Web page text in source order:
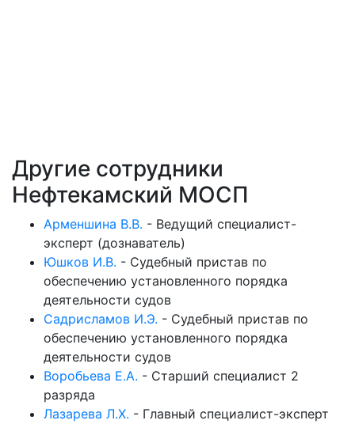
Другие сотрудники
Нефтекамский МОСП
Арменшина В.В. - Ведущий специалист-
эксперт (дознаватель)
Юшков И.В. - Судебный пристав по
обеспечению установленного порядка
деятельности судов
Садрисламов И.Э. - Судебный пристав по
обеспечению установленного порядка
деятельности судов
Воробьева Е.А. - Старший специалист 2
разряда
Лазарева Л.Х. - Главный специалист-эксперт